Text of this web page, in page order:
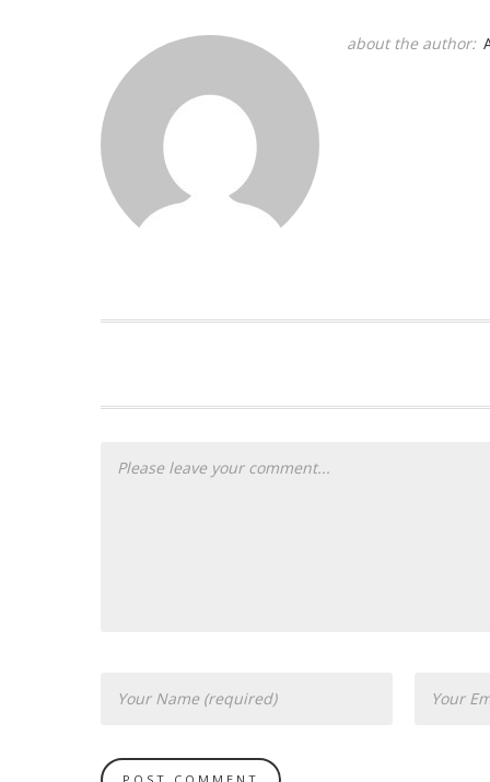
about the author: